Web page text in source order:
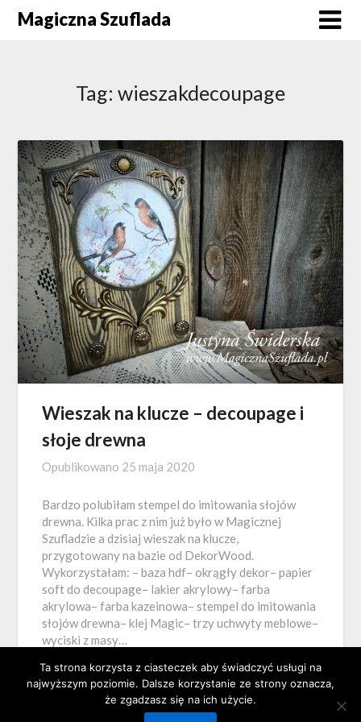
SkipMagiczna Szuflada
Tag: wieszakdecoupage
Wieszak na klucze – decoupage i
słoje drewna
Opublikowano 25 maja 2020
Bardzo polubiłam stempel do imitowania słojów
drewna. Kilka prac z nim już było w Magicznej
Szufladzie a dzisiaj wieszak na klucze,
przygotowany na bazie od DekorWood.
Wykorzystałam: – baza hdf– okrągły dekor– papier
soft do decoupage– lakier akrylowy– farba
akrylowa– farba kazeinowa– stempel do imitowania
słojów drewna– klej Magic– trzy uchwyty meblowe–
wyciski z masy…
Ta strona korzysta z ciasteczek aby świadczyć usługi na
najwyższym poziomie. Dalsze korzystanie ze strony oznacza,
że zgadzasz się na ich użycie.